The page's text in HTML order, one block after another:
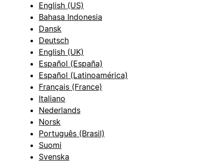
English (US)
Bahasa Indonesia
Dansk
Deutsch
English (UK)
Español (España)
Español (Latinoamérica)
Français (France)
Italiano
Nederlands
Norsk
Português (Brasil)
Suomi
Svenska